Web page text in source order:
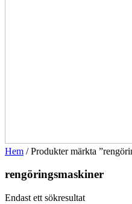
Hem / Produkter märkta
rengöringsmaskiner
Endast ett sökresultat